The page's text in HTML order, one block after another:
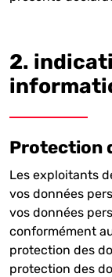
2.
Protection
Les exploitants
vos données
vos données
conformément
protection des
protection des